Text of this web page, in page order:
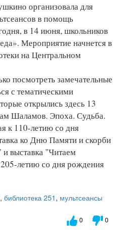
организовала для
в помощь
в 14 июня, школьников
Мероприятие начнется в
на Центральном
посмотреть замечательные
с тематическими
открылись здесь 13
Шаламов. Эпоха. Судьба.
к 110-летию со дня
ко Дню Памяти и скорби
выставка "Читаем
летию со дня рождения
, библиотека 251 , мультсеансы
0 0